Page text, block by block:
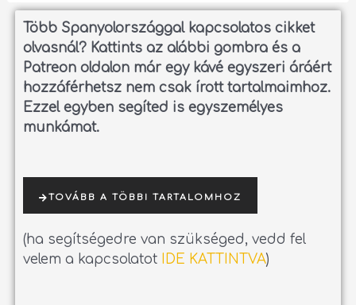
Több Spanyolországgal kapcsolatos cikket
olvasnál? Kattints az alábbi gombra és a
Patreon oldalon már egy kávé egyszeri áráért
hozzáférhetsz nem csak írott tartalmaimhoz.
Ezzel egyben segíted is egyszemélyes
munkámat.
TOVÁBB A TÖBBI TARTALOMHOZ
(ha segítségedre van szükséged, vedd fel
velem a kapcsolatot IDE KATTINTVA)